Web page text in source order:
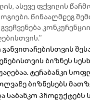
ასევე ფქვილის
წინააღმდეგ
ბიზნეს
ტერაბანკი
ბიზნესებს
საბანკო პროდუქტებს